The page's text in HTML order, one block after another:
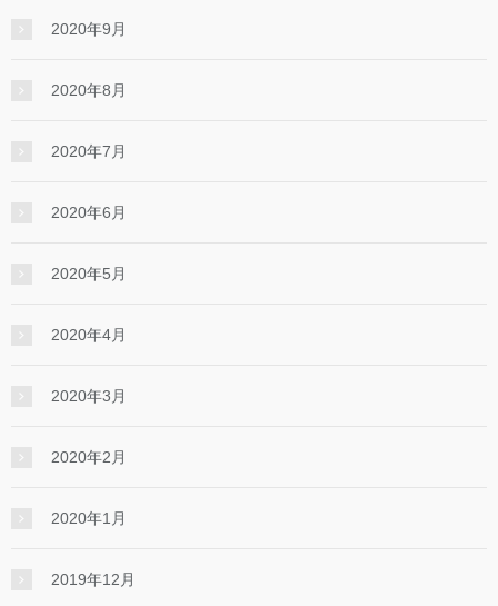
2020年9月
2020年8月
2020年7月
2020年6月
2020年5月
2020年4月
2020年3月
2020年2月
2020年1月
2019年12月